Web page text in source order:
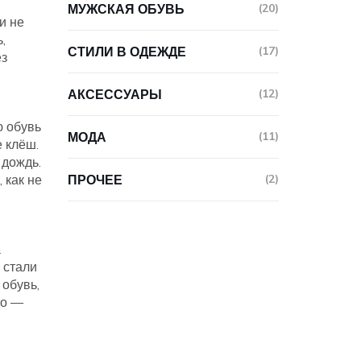
не
обувь
клёш.
как не
—
МУЖСКАЯ ОБУВЬ (20)
СТИЛИ В ОДЕЖДЕ (17)
АКСЕССУАРЫ (12)
МОДА (11)
ПРОЧЕЕ (2)